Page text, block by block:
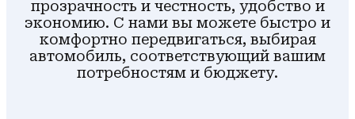
прозрачность и честность, удобство и
экономию. С нами вы можете быстро и
комфортно передвигаться, выбирая
автомобиль, соответствующий вашим
потребностям и бюджету.